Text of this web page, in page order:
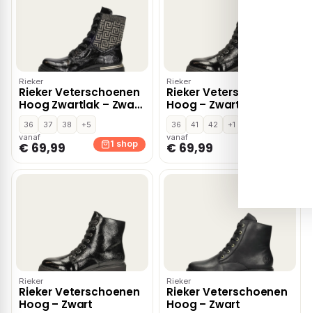
Rieker
Rieker Veterschoenen
Hoog Zwartlak – Zwart
lak
36 37 38
+5
vanaf
€ 69,99 1 shop
Rieker
Rieker Veterschoenen
Hoog – Zwart
36 41 42
+1
vanaf
€ 69,99
Rieker
Rieker Veterschoenen
Hoog – Zwart
Rieker
Rieker Veterschoenen
Hoog – Zwart